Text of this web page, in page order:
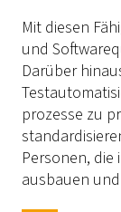
Mit diesen
und
Darüber
prozesse zu
Personen,
ausbauen